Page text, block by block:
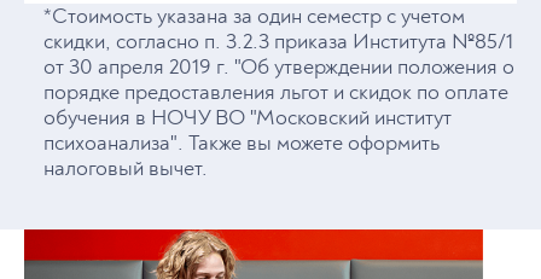
*Стоимость указана за один семестр с учетом
скидки, согласно п. 3.2.3 приказа Института №85/1
от 30 апреля 2019 г. "Об утверждении положения о
порядке предоставления льгот и скидок по оплате
обучения в НОЧУ ВО "Московский институт
психоанализа". Также вы можете оформить
налоговый вычет.